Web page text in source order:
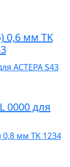
0,6 мм TK
0000 для